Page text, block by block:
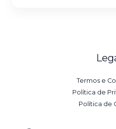
Termos e
Política de
Política de